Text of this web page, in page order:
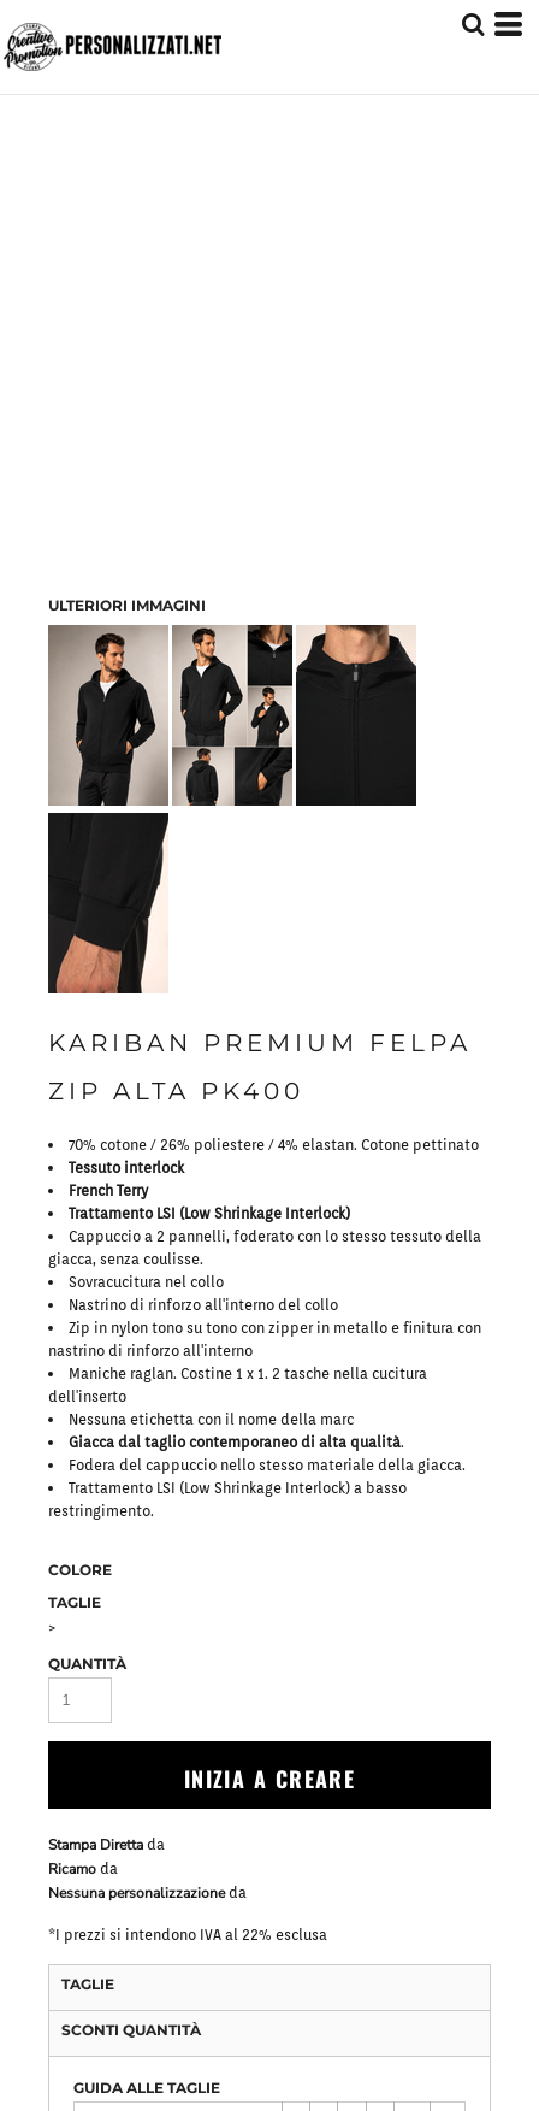
ULTERIORI IMMAGINI
KARIBAN PREMIUM FELPA
ZIP ALTA PK400
70% cotone / 26% poliestere / 4% elastan. Cotone pettinato
Tessuto interlock
French Terry
Trattamento LSI (Low Shrinkage Interlock)
Cappuccio a 2 pannelli, foderato con lo stesso tessuto della
giacca, senza coulisse.
Sovracucitura nel collo
Nastrino di rinforzo all'interno del collo
Zip in nylon tono su tono con zipper in metallo e finitura con
nastrino di rinforzo all'interno
Maniche raglan. Costine 1 x 1. 2 tasche nella cucitura
dell'inserto
Nessuna etichetta con il nome della marc
Giacca dal taglio contemporaneo di alta qualità.
Fodera del cappuccio nello stesso materiale della giacca.
Trattamento LSI (Low Shrinkage Interlock) a basso
restringimento.
COLORE
TAGLIE
>
QUANTITÀ
INIZIA A CREARE
Stampa Diretta da
Ricamo da
Nessuna personalizzazioneda
*I prezzi si intendono IVA al 22% esclusa
TAGLIE
SCONTI QUANTITÀ
GUIDA ALLE TAGLIE